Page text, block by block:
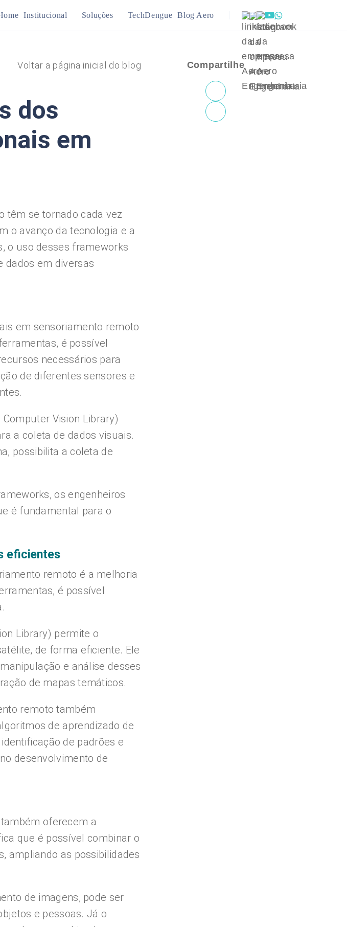
Institucional Soluções
Infraestrutura
TechDengue Blog Aero
Voltar a página inicial do blog
dos
em
têm se tornado cada vez
o avanço da tecnologia e a
o uso desses frameworks
dados em diversas
em sensoriamento remoto
é possível
necessários para
de diferentes sensores e
Vision Library)
a coleta de dados visuais.
possibilita a coleta de
os engenheiros
é fundamental para o
eficientes
remoto é a melhoria
é possível
Library) permite o
de forma eficiente. Ele
e análise desses
de mapas temáticos.
remoto também
de aprendizado de
de padrões e
desenvolvimento de
oferecem a
que é possível combinar o
ampliando as possibilidades
de imagens, pode ser
e pessoas. Já o
Compartilhe